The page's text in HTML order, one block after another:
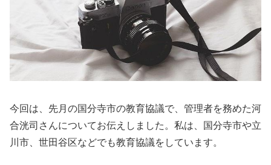
今回は、先月の国分寺市の教育協議で、管理者を務めた河
合洸司さんについてお伝えしました。私は、国分寺市や立
川市、世田谷区などでも教育協議をしています。